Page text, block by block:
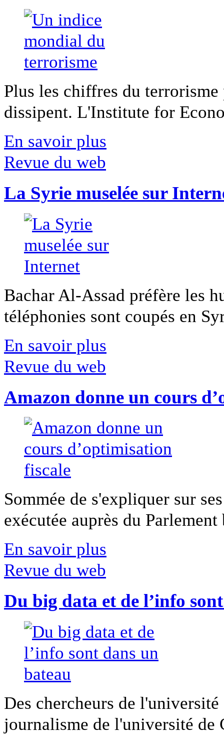
Plus les chiffres du
dissipent. L'Institute for
En savoir plus
Revue du web
La Syrie muselée sur
Bachar Al-Assad préfère les
téléphonies sont coupés en
En savoir plus
Revue du web
Amazon donne un cours
Sommée de s'expliquer sur
exécutée auprès du
En savoir plus
Revue du web
Du big data et de l’info
Des chercheurs de
journalisme de l'université